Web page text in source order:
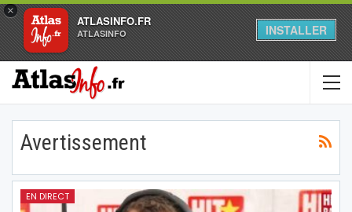
×
ATLASINFO.FR
ATLASINFO INSTALLER
Avertissement
EN DIRECT